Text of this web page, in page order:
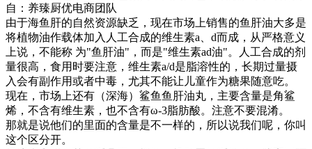
自：养臻厨优电商团队
由于海鱼肝的自然资源缺乏，现在市场上销售的鱼肝油大多是
将植物油作载体加入人工合成的维生素a、d而成，从严格意义
上说，不能称 为"鱼肝油"，而是"维生素ad油"。人工合成的剂
量很高，食用时要注意，维生素a/d是脂溶性的，长期过量摄
入会有副作用或者中毒，尤其不能让儿童作为糖果随意吃。
现在，市场上还有（深海）鲨鱼鱼肝油丸，主要含量是角鲨
烯，不含有维生素，也不含有ω-3脂肪酸。注意不要混淆。
那就是说他们的里面的含量是不一样的，所以说我们呢，你叫
这个区分开。